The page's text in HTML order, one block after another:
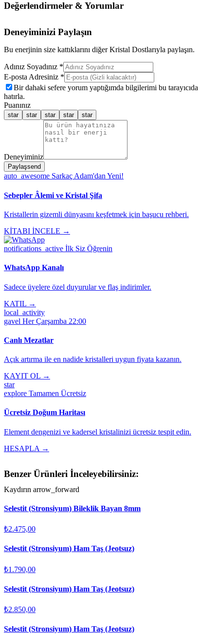
Değerlendirmeler & Yorumlar
Deneyiminizi Paylaşın
Bu enerjinin size kattıklarını diğer Kristal Dostlarıyla paylaşın.
Adınız Soyadınız *
E-posta Adresiniz *
Bir dahaki sefere yorum yaptığımda bilgilerimi bu tarayıcıda
hatırla.
Puanınız
star star star star star
Deneyiminiz
Paylaşsend
auto_awesome Sarkaç Adam'dan Yeni!
Sebepler Âlemi ve Kristal Şifa
Kristallerin gizemli dünyasını keşfetmek için başucu rehberi.
KİTABI İNCELE →
notifications_active İlk Siz Öğrenin
WhatsApp Kanalı
Sadece üyelere özel duyurular ve flaş indirimler.
KATIL →
local_activity
gavel Her Çarşamba 22:00
Canlı Mezatlar
Açık artırma ile en nadide kristalleri uygun fiyata kazanın.
KAYIT OL →
star
explore Tamamen Ücretsiz
Ücretsiz Doğum Haritası
Element dengenizi ve kadersel kristalinizi ücretsiz tespit edin.
HESAPLA →
Benzer Ürünleri İnceleyebilirsiniz:
Kaydırın arrow_forward
Selestit (Stronsiyum) Bileklik Bayan 8mm
₺2.475,00
Selestit (Stronsiyum) Ham Taş (Jeotsuz)
₺1.790,00
Selestit (Stronsiyum) Ham Taş (Jeotsuz)
₺2.850,00
Selestit (Stronsiyum) Ham Taş (Jeotsuz)